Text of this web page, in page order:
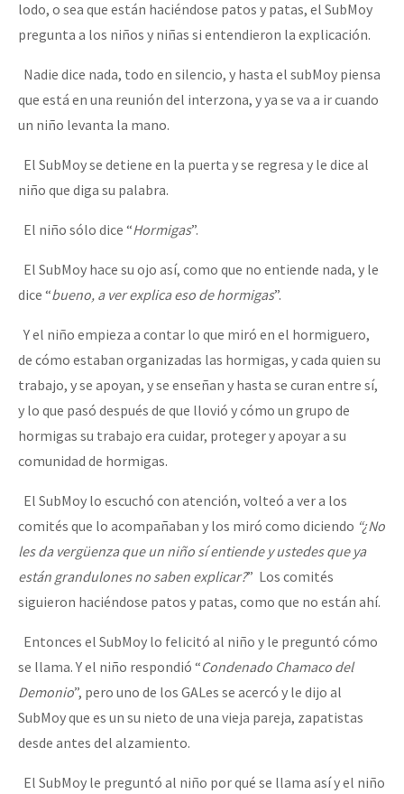
lodo, o sea que están haciéndose patos y patas, el SubMoy
pregunta a los niños y niñas si entendieron la explicación.
Nadie dice nada, todo en silencio, y hasta el subMoy piensa
que está en una reunión del interzona, y ya se va a ir cuando
un niño levanta la mano.
El SubMoy se detiene en la puerta y se regresa y le dice al
niño que diga su palabra.
El niño sólo dice “Hormigas”.
El SubMoy hace su ojo así, como que no entiende nada, y le
dice “bueno, a ver explica eso de hormigas”.
Y el niño empieza a contar lo que miró en el hormiguero,
de cómo estaban organizadas las hormigas, y cada quien su
trabajo, y se apoyan, y se enseñan y hasta se curan entre sí,
y lo que pasó después de que llovió y cómo un grupo de
hormigas su trabajo era cuidar, proteger y apoyar a su
comunidad de hormigas.
El SubMoy lo escuchó con atención, volteó a ver a los
comités que lo acompañaban y los miró como diciendo “¿No
les da vergüenza que un niño sí entiende y ustedes que ya
están grandulones no saben explicar?” Los comités
siguieron haciéndose patos y patas, como que no están ahí.
Entonces el SubMoy lo felicitó al niño y le preguntó cómo
se llama. Y el niño respondió “Condenado Chamaco del
Demonio”, pero uno de los GALes se acercó y le dijo al
SubMoy que es un su nieto de una vieja pareja, zapatistas
desde antes del alzamiento.
El SubMoy le preguntó al niño por qué se llama así y el niño